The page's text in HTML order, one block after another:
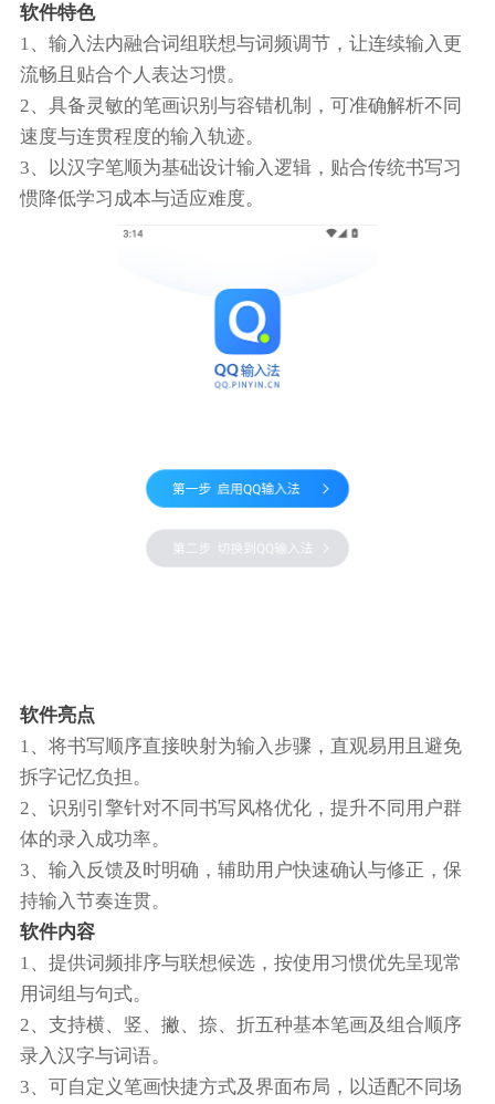
软件特色
1、输入法内融合词组联想与词频调节，让连续输入更
流畅且贴合个人表达习惯。
2、具备灵敏的笔画识别与容错机制，可准确解析不同
速度与连贯程度的输入轨迹。
3、以汉字笔顺为基础设计输入逻辑，贴合传统书写习
惯降低学习成本与适应难度。
软件亮点
1、将书写顺序直接映射为输入步骤，直观易用且避免
拆字记忆负担。
2、识别引擎针对不同书写风格优化，提升不同用户群
体的录入成功率。
3、输入反馈及时明确，辅助用户快速确认与修正，保
持输入节奏连贯。
软件内容
1、提供词频排序与联想候选，按使用习惯优先呈现常
用词组与句式。
2、支持横、竖、撇、捺、折五种基本笔画及组合顺序
录入汉字与词语。
3、可自定义笔画快捷方式及界面布局，以适配不同场